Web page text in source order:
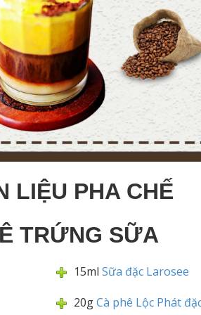
LIỆU PHA CHẾ
TRỨNG SỮA
15ml Sữa đặc Larosee
20gCà phê Lộc Phát